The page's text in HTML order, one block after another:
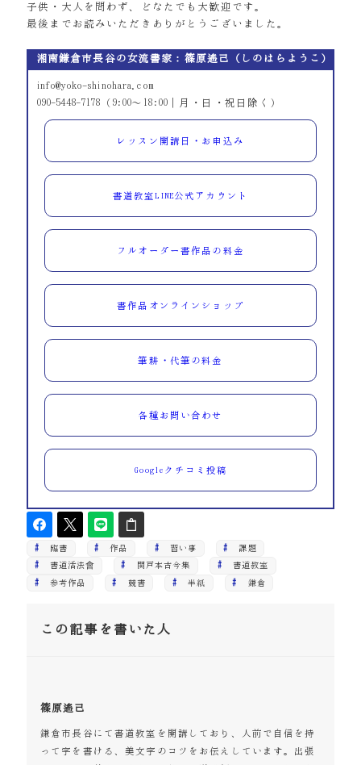
子供・大人を問わず、どなたでも大歓迎です。
最後までお読みいただきありがとうございました。
湘南鎌倉市長谷の女流書家：篠原遙己（しのはらようこ）
info@yoko-shinohara.com
090-5448-7178（9:00～18:00｜月・日・祝日除く）
レッスン開講日・お申込み
書道教室LINE公式アカウント
フルオーダー書作品の料金
書作品オンラインショップ
筆耕・代筆の料金
各種お問い合わせ
Googleクチコミ投稿
臨書 作品 習い事 課題
書道活法會 関戸本古今集 書道教室
参考作品 競書 半紙 鎌倉
この記事を書いた人
篠原遙己
鎌倉市長谷にて書道教室を開講しており、人前で自信を持
って字を書ける、美文字のコツをお伝えしています。出張